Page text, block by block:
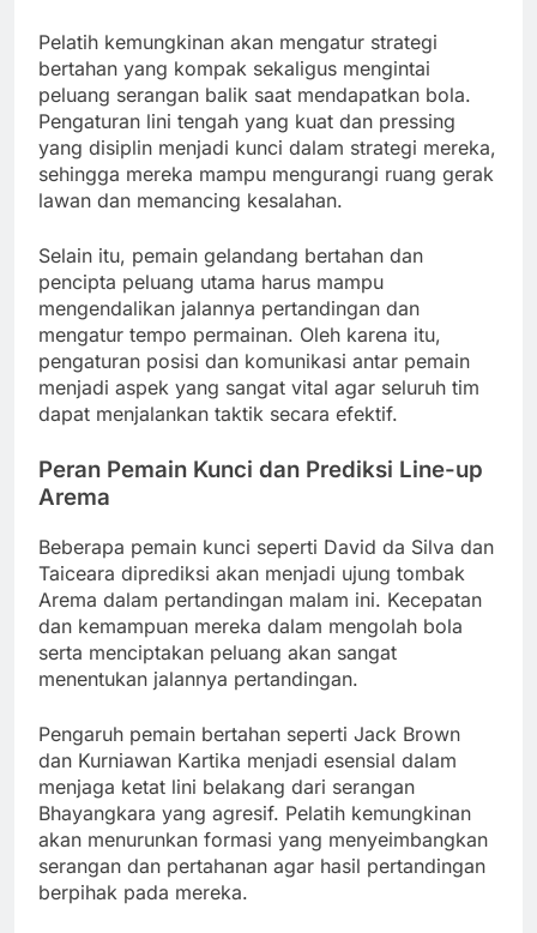
Pelatih kemungkinan akan mengatur strategi
bertahan yang kompak sekaligus mengintai
peluang serangan balik saat mendapatkan bola.
Pengaturan lini tengah yang kuat dan pressing
yang disiplin menjadi kunci dalam strategi mereka,
sehingga mereka mampu mengurangi ruang gerak
lawan dan memancing kesalahan.
Selain itu, pemain gelandang bertahan dan
pencipta peluang utama harus mampu
mengendalikan jalannya pertandingan dan
mengatur tempo permainan. Oleh karena itu,
pengaturan posisi dan komunikasi antar pemain
menjadi aspek yang sangat vital agar seluruh tim
dapat menjalankan taktik secara efektif.
Peran Pemain Kunci dan Prediksi Line-up
Arema
Beberapa pemain kunci seperti David da Silva dan
Taiceara diprediksi akan menjadi ujung tombak
Arema dalam pertandingan malam ini. Kecepatan
dan kemampuan mereka dalam mengolah bola
serta menciptakan peluang akan sangat
menentukan jalannya pertandingan.
Pengaruh pemain bertahan seperti Jack Brown
dan Kurniawan Kartika menjadi esensial dalam
menjaga ketat lini belakang dari serangan
Bhayangkara yang agresif. Pelatih kemungkinan
akan menurunkan formasi yang menyeimbangkan
serangan dan pertahanan agar hasil pertandingan
berpihak pada mereka.